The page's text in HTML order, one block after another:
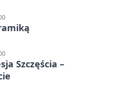
Szczęścia –